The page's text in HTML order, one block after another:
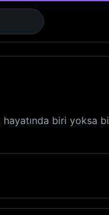
biri yoksa bi